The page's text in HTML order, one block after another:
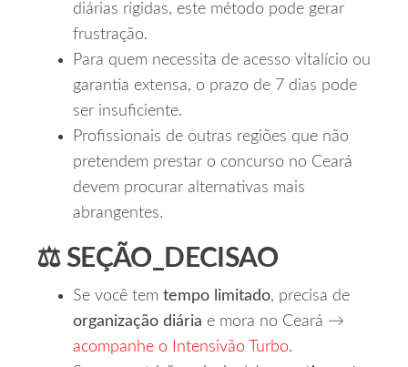
diárias rígidas, este método pode gerar
frustração.
Para quem necessita de acesso vitalício ou
garantia extensa, o prazo de 7 dias pode
ser insuficiente.
Profissionais de outras regiões que não
pretendem prestar o concurso no Ceará
devem procurar alternativas mais
abrangentes.
⚖️ SEÇÃO_DECISAO
Se você tem tempo limitado, precisa de
organização diária e mora no Ceará →
acompanhe o Intensivão Turbo.